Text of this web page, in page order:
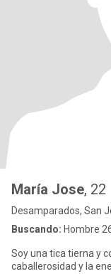
María Jose, 22
Desamparados, San
Buscando: Hombre
Soy una tica tierna y
caballerosidad y la